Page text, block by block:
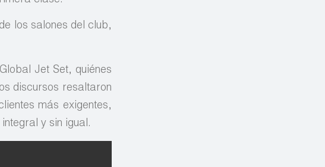
los salones del club,
Jet Set, quiénes
discursos resaltaron
más exigentes,
y sin igual.